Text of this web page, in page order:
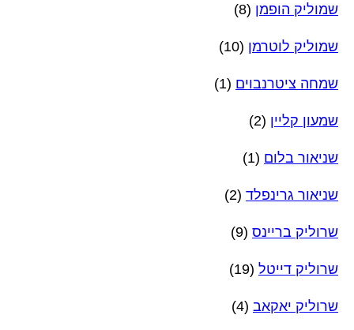
שמוליק הופמן (8)
שמוליק לוטרמן (10)
שמחה ציטרנבוים (1)
שמעון קליין (2)
שניאור בלום (1)
שניאור גרינפלד (2)
שרוליק בריינס (9)
שרוליק דייטל (19)
שרוליק יאקאב (4)